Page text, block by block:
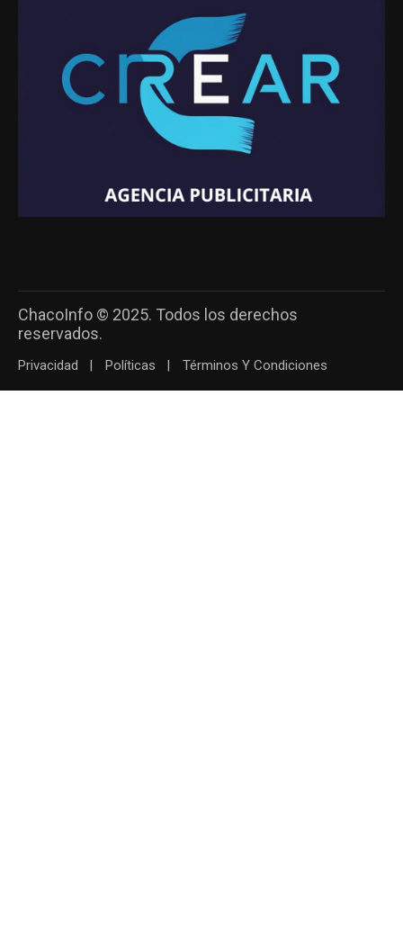
ChacoInfo © 2025. Todos los derechos
reservados.
Privacidad Políticas Términos Y Condiciones